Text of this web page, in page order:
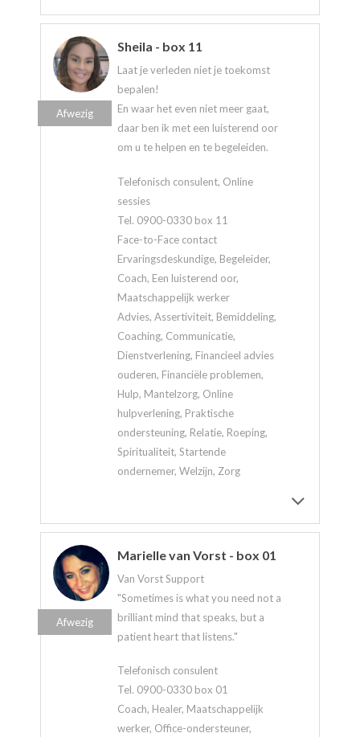
Sheila - box 11
Laat je verleden niet je toekomst
bepalen!
En waar het even niet meer gaat,
daar ben ik met een luisterend oor
om u te helpen en te begeleiden.
Telefonisch consulent, Online
sessies
Tel. 0900-0330 box 11
Face-to-Face contact
Ervaringsdeskundige, Begeleider,
Coach, Een luisterend oor,
Maatschappelijk werker
Advies, Assertiviteit, Bemiddeling,
Coaching, Communicatie,
Dienstverlening, Financieel advies
ouderen, Financiële problemen,
Hulp, Mantelzorg, Online
hulpverlening, Praktische
ondersteuning, Relatie, Roeping,
Spiritualiteit, Startende
ondernemer, Welzijn, Zorg
Afwezig
Marielle van Vorst - box 01
Van Vorst Support
"Sometimes is what you need not a
brilliant mind that speaks, but a
patient heart that listens."
Telefonisch consulent
Tel. 0900-0330 box 01
Coach, Healer, Maatschappelijk
werker, Office-ondersteuner,
Afwezig